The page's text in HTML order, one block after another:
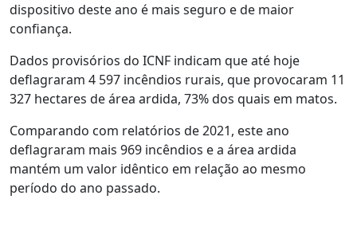
dispositivo deste ano é mais seguro e de maior
confiança.
Dados provisórios do ICNF indicam que até hoje
deflagraram 4 597 incêndios rurais, que provocaram 11
327 hectares de área ardida, 73% dos quais em matos.
Comparando com relatórios de 2021, este ano
deflagraram mais 969 incêndios e a área ardida
mantém um valor idêntico em relação ao mesmo
período do ano passado.